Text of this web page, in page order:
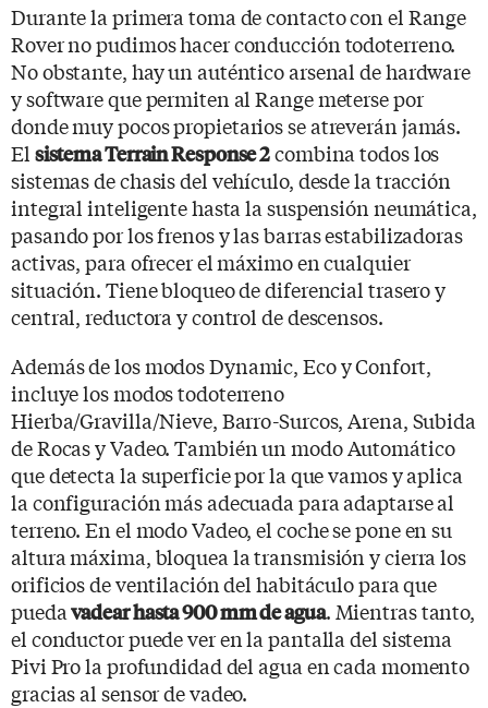
Durante la primera toma de contacto con el Range
Rover no pudimos hacer conducción todoterreno.
No obstante, hay un auténtico arsenal de hardware
y software que permiten al Range meterse por
donde muy pocos propietarios se atreverán jamás.
El sistema Terrain Response 2combina todos los
sistemas de chasis del vehículo, desde la tracción
integral inteligente hasta la suspensión neumática,
pasando por los frenos y las barras estabilizadoras
activas, para ofrecer el máximo en cualquier
situación. Tiene bloqueo de diferencial trasero y
central, reductora y control de descensos.
Además de los modos Dynamic, Eco y Confort,
incluye los modos todoterreno
Hierba/Gravilla/Nieve, Barro-Surcos, Arena, Subida
de Rocas y Vadeo. También un modo Automático
que detecta la superficie por la que vamos y aplica
la configuración más adecuada para adaptarse al
terreno. En el modo Vadeo, el coche se pone en su
altura máxima, bloquea la transmisión y cierra los
orificios de ventilación del habitáculo para que
puedavadear hasta 900 mm de agua. Mientras tanto,
el conductor puede ver en la pantalla del sistema
Pivi Pro la profundidad del agua en cada momento
gracias al sensor de vadeo.